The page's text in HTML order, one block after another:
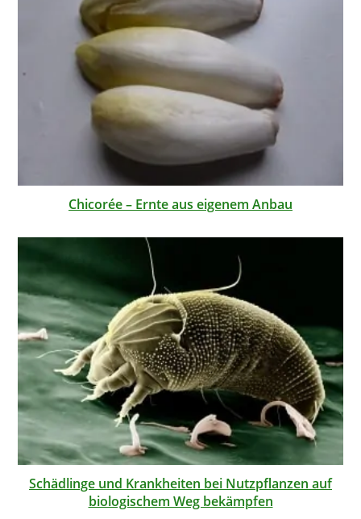
Chicorée – Ernte aus eigenem Anbau
Schädlinge und Krankheiten bei Nutzpflanzen auf
biologischem Weg bekämpfen